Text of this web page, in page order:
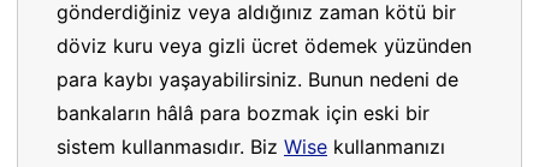
gönderdiğiniz veya aldığınız zaman kötü bir
döviz kuru veya gizli ücret ödemek yüzünden
para kaybı yaşayabilirsiniz. Bunun nedeni de
bankaların hâlâ para bozmak için eski bir
sistem kullanmasıdır. Biz Wise kullanmanızı